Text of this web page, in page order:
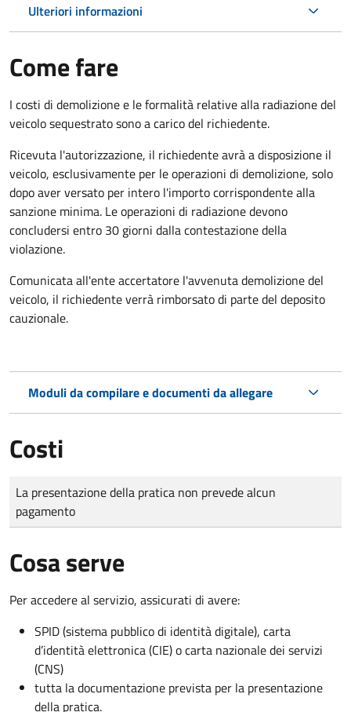
Ulteriori informazioni
Come fare
I costi di demolizione e le formalità relative alla radiazione del
veicolo sequestrato sono a carico del richiedente.
Ricevuta l'autorizzazione, il richiedente avrà a disposizione il
veicolo, esclusivamente per le operazioni di demolizione, solo
dopo aver versato per intero l'importo corrispondente alla
sanzione minima. Le operazioni di radiazione devono
concludersi entro 30 giorni dalla contestazione della
violazione.
Comunicata all'ente accertatore l'avvenuta demolizione del
veicolo, il richiedente verrà rimborsato di parte del deposito
cauzionale.
Moduli da compilare e documenti da allegare
Costi
Tipo di pagamento
Importo
La presentazione della pratica non prevede alcun
pagamento
Cosa serve
Per accedere al servizio, assicurati di avere:
SPID (sistema pubblico di identità digitale), carta
d’identità elettronica (CIE) o carta nazionale dei servizi
(CNS)
tutta la documentazione prevista per la presentazione
della pratica.